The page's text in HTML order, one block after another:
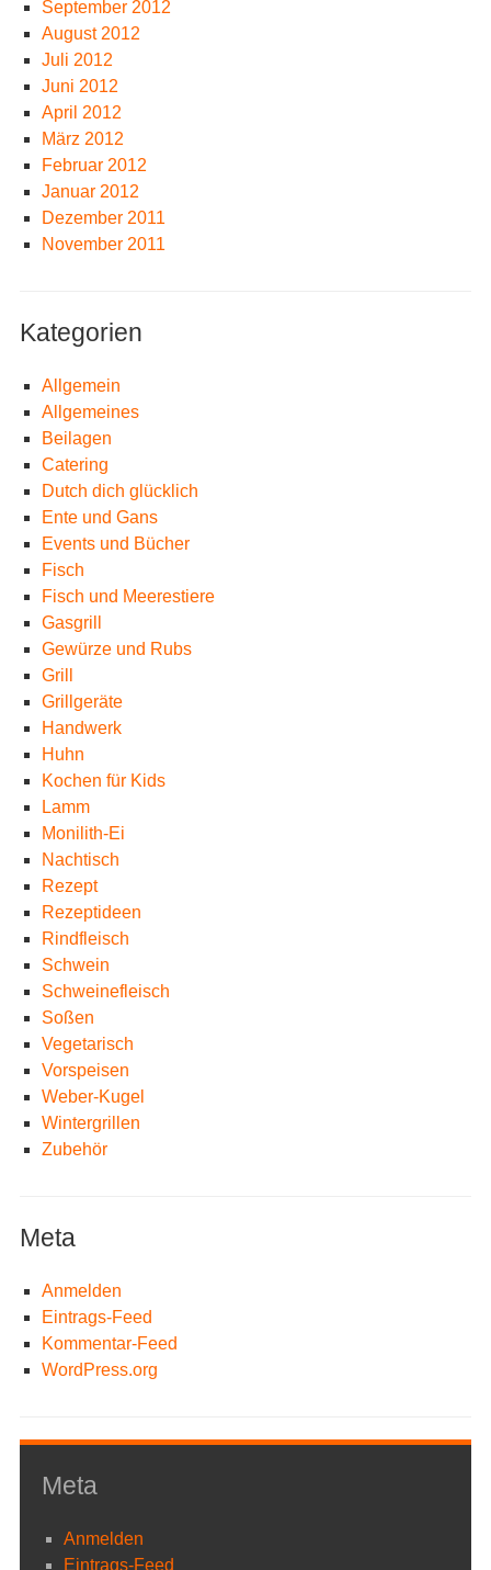
September 2012
August 2012
Juli 2012
Juni 2012
April 2012
März 2012
Februar 2012
Januar 2012
Dezember 2011
November 2011
Kategorien
Allgemein
Allgemeines
Beilagen
Catering
Dutch dich glücklich
Ente und Gans
Events und Bücher
Fisch
Fisch und Meerestiere
Gasgrill
Gewürze und Rubs
Grill
Grillgeräte
Handwerk
Huhn
Kochen für Kids
Lamm
Monilith-Ei
Nachtisch
Rezept
Rezeptideen
Rindfleisch
Schwein
Schweinefleisch
Soßen
Vegetarisch
Vorspeisen
Weber-Kugel
Wintergrillen
Zubehör
Meta
Anmelden
Eintrags-Feed
Kommentar-Feed
WordPress.org
Meta
Anmelden
Eintrags-Feed